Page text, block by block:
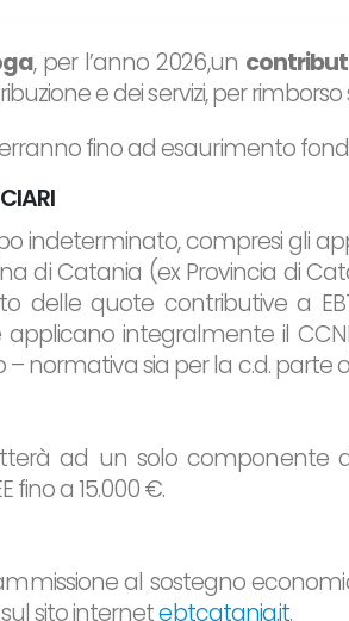
, per l’anno 2026,un
e dei servizi, per
fino ad esaurimento
indeterminato, compresi gli
di Catania (ex Provincia di
delle quote contributive a
integralmente il CCNL
normativa sia per la c.d. parte
ad un solo componente
fino a 15.000 €.
al sostegno
sito internetebtcatania.it.